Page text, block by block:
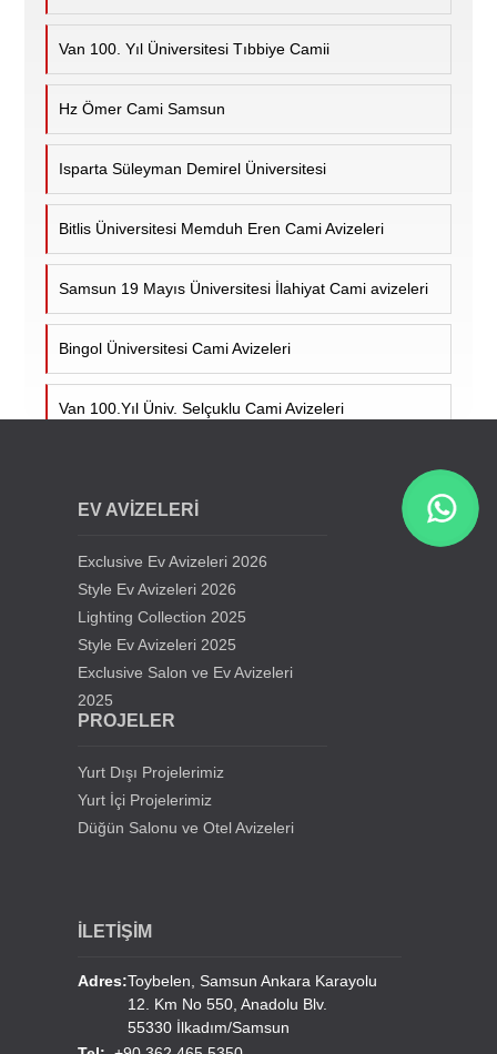
Van 100. Yıl Üniversitesi Tıbbiye Camii
Hz Ömer Cami Samsun
Isparta Süleyman Demirel Üniversitesi
Bitlis Üniversitesi Memduh Eren Cami Avizeleri
Samsun 19 Mayıs Üniversitesi İlahiyat Cami avizeleri
Bingol Üniversitesi Cami Avizeleri
Van 100.Yıl Üniv. Selçuklu Cami Avizeleri
Kıbrıs Lefkoşa Hala Sultan Cami Avizeleri
Samsun Gürbüz Cami Avize Projesi
İstanbul Beylikdüzü Mevlana Cami Avize Projesi
Kahramanmaraş Medine Cami Avizesi
Mersin Mezitli Cami Avize Projesi
Erzurum Hınıs Merkez Cami Avizeleri
EV AVİZELERİ
Exclusive Ev Avizeleri 2026
Style Ev Avizeleri 2026
Lighting Collection 2025
Style Ev Avizeleri 2025
Exclusive Salon ve Ev Avizeleri
2025
PROJELER
Yurt Dışı Projelerimiz
Yurt İçi Projelerimiz
Düğün Salonu ve Otel Avizeleri
İLETİŞİM
Adres:Toybelen, Samsun Ankara Karayolu
12. Km No 550, Anadolu Blv.
55330 İlkadım/Samsun